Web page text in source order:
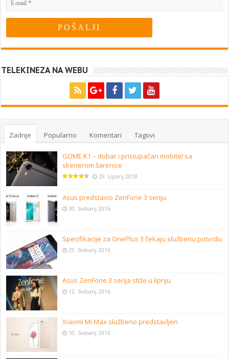
TELEKINEZA NA WEBU
Zadnje Popularno Komentari Tagovi
GOME K1 – dobar i pristupačan mobitel sa
skenerom šarenice
29. Lipanj 2018
Asus predstavio ZenFone 3 seriju
30. Svibanj 2016
Specifikacije za OnePlus 3 čekaju službenu potvrdu
25. Svibanj 2016
Asus ZenFone 3 serija stiže u lipnju
12. Svibanj 2016
Xiaomi Mi Max službeno predstavljen
10. Svibanj 2016